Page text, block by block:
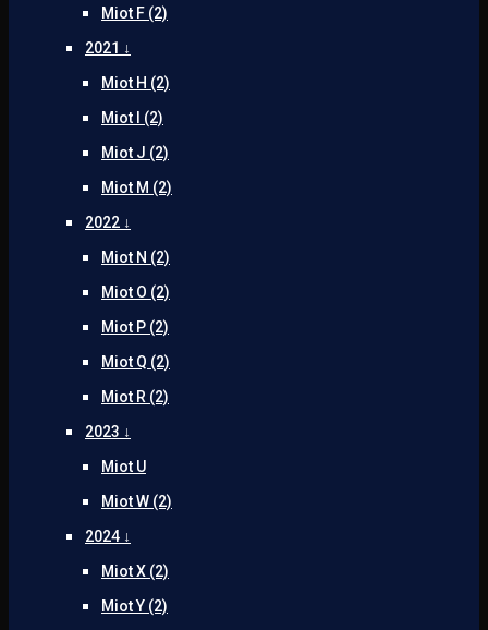
Miot F (2)
2021 ↓
Miot H (2)
Miot I (2)
Miot J (2)
Miot M (2)
2022 ↓
Miot N (2)
Miot O (2)
Miot P (2)
Miot Q (2)
Miot R (2)
2023 ↓
Miot U
Miot W (2)
2024 ↓
Miot X (2)
Miot Y (2)